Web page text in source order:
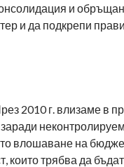
и
и да подкрепи
2010 г. влизаме в
влошаване на
които трябва да